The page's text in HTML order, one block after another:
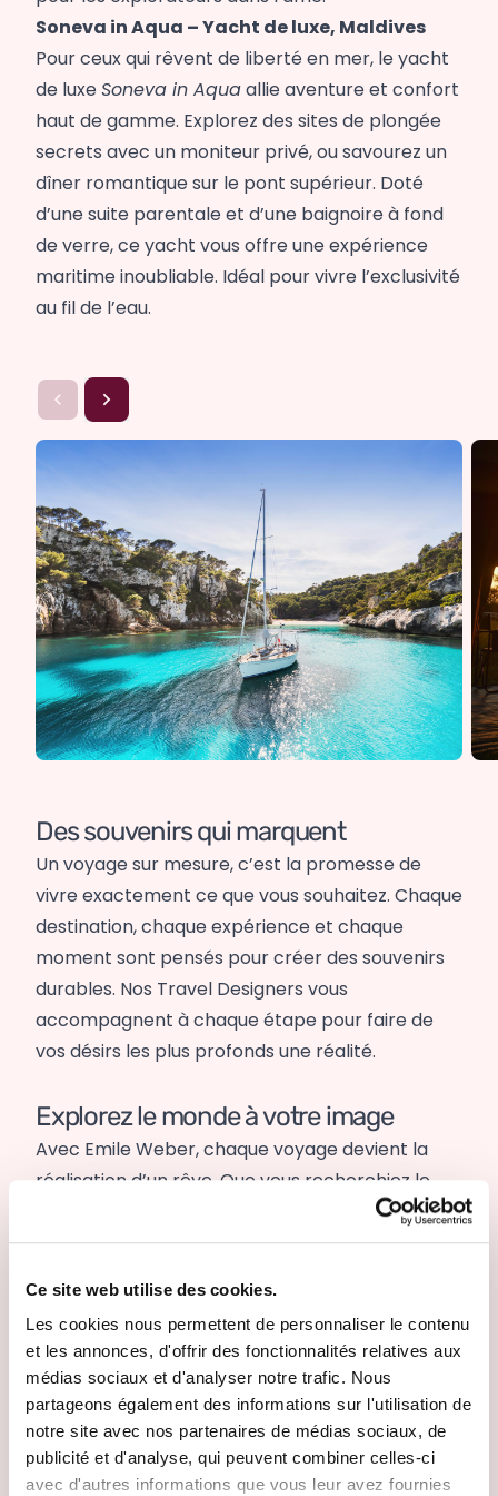
Ce site web utilise des cookies.
Les cookies nous permettent de personnaliser le contenu
et les annonces, d'offrir des fonctionnalités relatives aux
médias sociaux et d'analyser notre trafic. Nous
partageons également des informations sur l'utilisation de
notre site avec nos partenaires de médias sociaux, de
publicité et d'analyse, qui peuvent combiner celles-ci
avec d'autres informations que vous leur avez fournies
Soneva in Aqua – Yacht de luxe, Maldives
Pour ceux qui rêvent de liberté en mer, le yacht
de luxeSoneva in Aquaallie aventure et confort
haut de gamme. Explorez des sites de plongée
secrets avec un moniteur privé, ou savourez un
dîner romantique sur le pont supérieur. Doté
d’une suite parentale et d’une baignoire à fond
de verre, ce yacht vous offre une expérience
maritime inoubliable. Idéal pour vivre l’exclusivité
au fil de l’eau.
Des souvenirs qui marquent
Un voyage sur mesure, c’est la promesse de
vivre exactement ce que vous souhaitez. Chaque
destination, chaque expérience et chaque
moment sont pensés pour créer des souvenirs
durables. Nos Travel Designers vous
accompagnent à chaque étape pour faire de
vos désirs les plus profonds une réalité.
Explorez le monde à votre image
Avec Emile Weber, chaque voyage devient la
réalisation d’un rêve. Que vous recherchiez le
calme des montagnes, les soins d’un spa
tropical ou la liberté d’un yacht privé, votre
ensemble votre prochaine aventure unique. Le
voyage de vos rêves vous attend déjà !
Partager Partager sur Facebook
Partager sur LinkedIn
Partager sur X
Envoyer par email
Copier le lien